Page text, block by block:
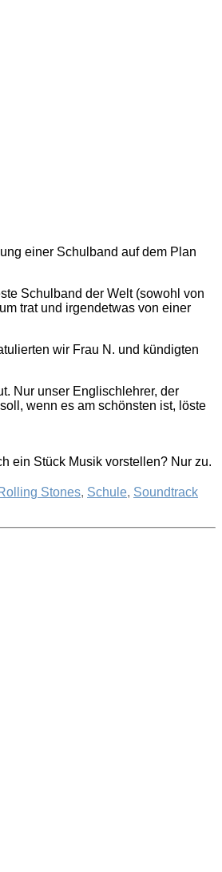
einer Schulband auf dem Plan
Schulband der Welt (sowohl von
trat und irgendetwas von einer
wir Frau N. und kündigten
Nur unser Englischlehrer, der
wenn es am schönsten ist, löste
ein Stück Musik vorstellen? Nur zu.
Stones, Schule, Soundtrack